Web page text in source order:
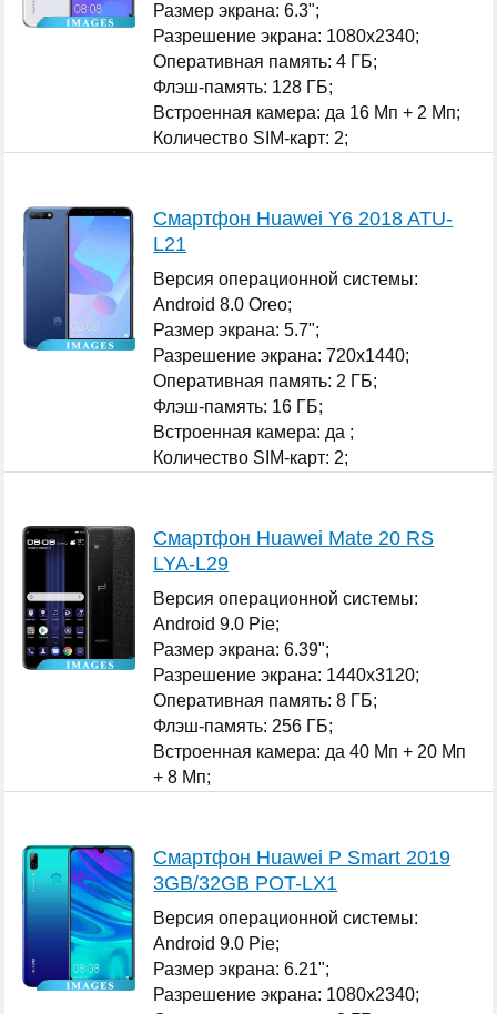
Размер экрана: 6.3";
Разрешение экрана: 1080x2340;
Оперативная память: 4 ГБ;
Флэш-память: 128 ГБ;
Встроенная камера: да 16 Мп + 2 Мп;
Количество SIM-карт: 2;
Смартфон Huawei Y6 2018 ATU-
L21
Версия операционной системы:
Android 8.0 Oreo;
Размер экрана: 5.7";
Разрешение экрана: 720x1440;
Оперативная память: 2 ГБ;
Флэш-память: 16 ГБ;
Встроенная камера: да ;
Количество SIM-карт: 2;
Смартфон Huawei Mate 20 RS
LYA-L29
Версия операционной системы:
Android 9.0 Pie;
Размер экрана: 6.39";
Разрешение экрана: 1440x3120;
Оперативная память: 8 ГБ;
Флэш-память: 256 ГБ;
Встроенная камера: да 40 Мп + 20 Мп
+ 8 Мп;
Смартфон Huawei P Smart 2019
3GB/32GB POT-LX1
Версия операционной системы:
Android 9.0 Pie;
Размер экрана: 6.21";
Разрешение экрана: 1080x2340;